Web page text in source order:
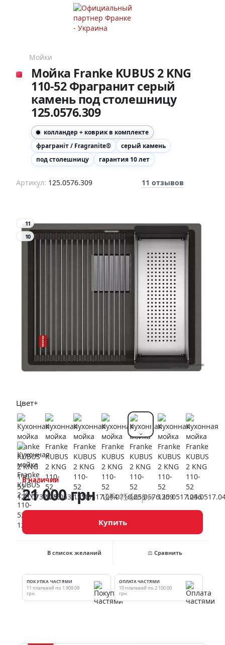
Мойки
Мойка Franke KUBUS 2 KNG
110-52 Фрагранит серый
камень под столешницу
125.0576.309
колландер + коврик в комплекте
фраграніт / Fragranite®
серый камень
под столешницу
гарантия 10 лет
Артикул: 125.0576.309 11 отзывов
11
10
Цвет+
В наличии
21 000 грн 27 456 грн
Купить
В список желаний ⚖ Сравнить
ПОКУПКА ЧАСТЯМИ
11 платежей по 1 909.09
грн
ОПЛАТА ЧАСТЯМИ
10 платежей по 2 100.00
грн